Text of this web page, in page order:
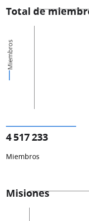
Total de
Miembros
4 517 233
Miembros
Misiones